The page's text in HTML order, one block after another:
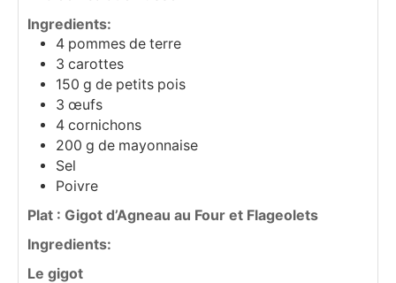
Ingredients:
4 pommes de terre
3 carottes
150 g de petits pois
3 œufs
4 cornichons
200 g de mayonnaise
Sel
Poivre
Plat : Gigot d’Agneau au Four et Flageolets
Ingredients:
Le gigot